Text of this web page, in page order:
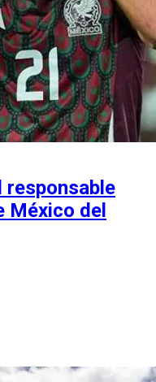
responsable
México del